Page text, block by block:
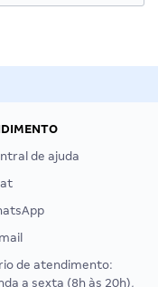
de ajuda
de atendimento:
a sexta (8h às 20h),